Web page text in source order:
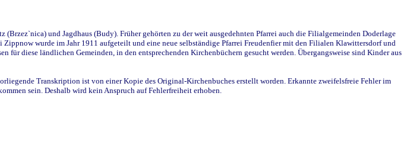
und Jagdhaus (Budy). Früher gehörten zu der weit ausgedehnten Pfarrei auch die Filialgemeinden Doderlage
wurde im Jahr 1911 aufgeteilt und eine neue selbständige Pfarrei Freudenfier mit den Filialen Klawittersdorf und
diese ländlichen Gemeinden, in den entsprechenden Kirchenbüchern gesucht werden. Übergangsweise sind Kinder aus
Transkription ist von einer Kopie des Original-Kirchenbuches erstellt worden. Erkannte zweifelsfreie Fehler im
sein. Deshalb wird kein Anspruch auf Fehlerfreiheit erhoben.